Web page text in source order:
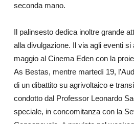
seconda mano.
Il palinsesto dedica inoltre grande
alla divulgazione. Il via agli eventi si
maggio al Cinema Eden con la
As Bestas, mentre martedì 19,
di un dibattito su agrivoltaico e
condotto dal Professor Leonardo
speciale, in concomitanza con la